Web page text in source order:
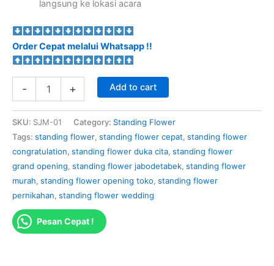
langsung ke lokasi acara
Order Cepat melalui Whatsapp !!
- + Add to cart
SKU: SJM-01 Category: Standing Flower
Tags: standing flower, standing flower cepat, standing flower
congratulation, standing flower duka cita, standing flower
grand opening, standing flower jabodetabek, standing flower
murah, standing flower opening toko, standing flower
pernikahan, standing flower wedding
Pesan Cepat !